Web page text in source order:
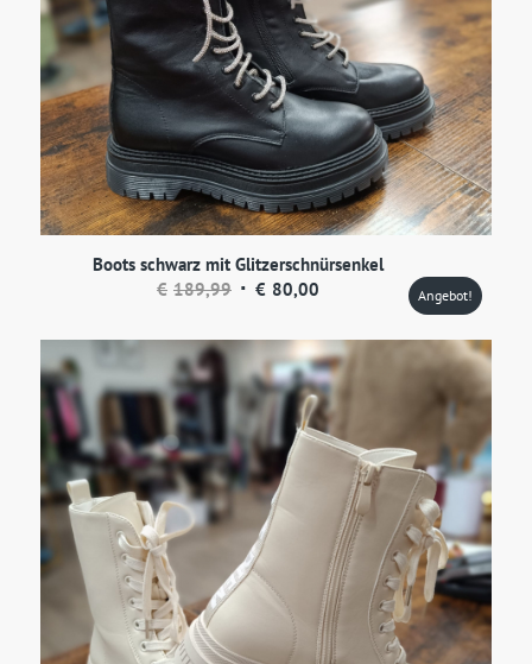
Boots schwarz mit Glitzerschnürsenkel
€ 189,99 Ursprünglicher
war:
€189,99
€ 80,00Aktueller
ist:
€80,00.
Angebot!